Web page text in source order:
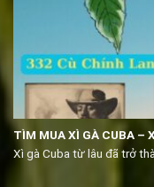
TÌM MUA XÌ GÀ CUBA –
Xì gà Cuba từ lâu đã trở